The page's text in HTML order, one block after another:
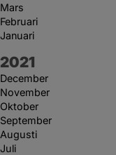
Mars
Februari
Januari
År:
2021
December
November
Oktober
September
Augusti
Juli